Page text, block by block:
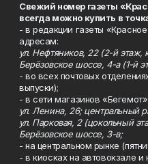
Свежий номер газеты
всегда можно купить в
- в редакции газеты
адресам:
ул. Нефтяников, 22 (2-й этаж,
Берёзовское шоссе, 4-а (1-й
- во всех почтовых
выпуски);
- в сети магазинов
ул. Ленина, 26; центральный
ул. Парковая, 2 (цокольный
Берёзовское шоссе, 3-в;
- на центральном рынке
- в киосках на автовокзале